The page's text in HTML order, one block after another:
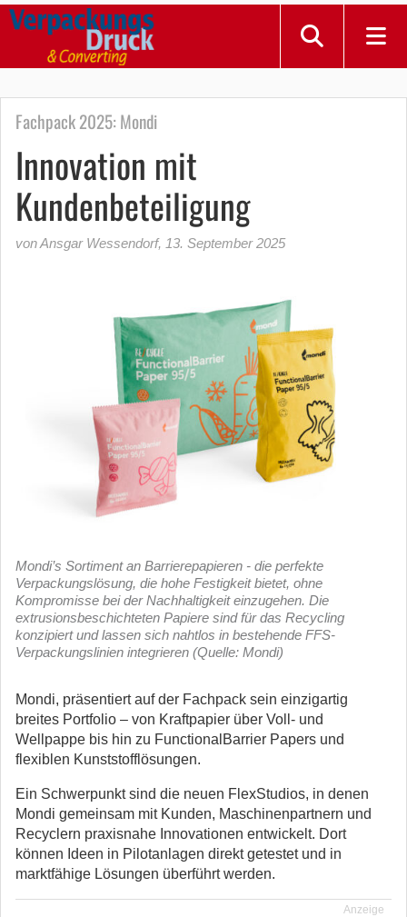
Fachpack 2025: Mondi
Innovation mit
Kundenbeteiligung
von Ansgar Wessendorf, 13. September 2025
Mondi’s Sortiment an Barrierepapieren - die perfekte
Verpackungslösung, die hohe Festigkeit bietet, ohne
Kompromisse bei der Nachhaltigkeit einzugehen. Die
extrusionsbeschichteten Papiere sind für das Recycling
konzipiert und lassen sich nahtlos in bestehende FFS-
Verpackungslinien integrieren (Quelle: Mondi)
Mondi, präsentiert auf der Fachpack sein einzigartig
breites Portfolio – von Kraftpapier über Voll- und
Wellpappe bis hin zu FunctionalBarrier Papers und
flexiblen Kunststofflösungen.
Ein Schwerpunkt sind die neuen FlexStudios, in denen
Mondi gemeinsam mit Kunden, Maschinenpartnern und
Recyclern praxisnahe Innovationen entwickelt. Dort
können Ideen in Pilotanlagen direkt getestet und in
marktfähige Lösungen überführt werden.
Anzeige